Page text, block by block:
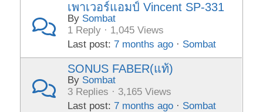
เพาเวอร์แอมป์ Vincent SP-331
By Sombat
1 Reply · 1,045 Views
Last post:7 months ago · Sombat
SONUS FABER(แท้)
By Sombat
3 Replies · 3,165 Views
Last post:7 months ago · Sombat